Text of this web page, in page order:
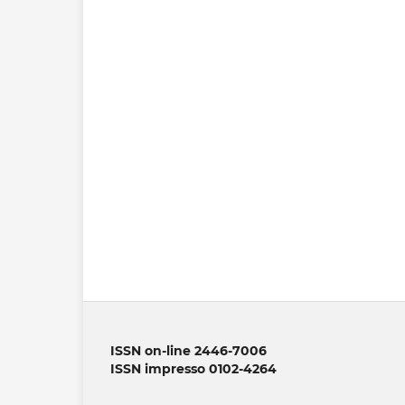
ISSN on-line 2446-7006
ISSN impresso 0102-4264